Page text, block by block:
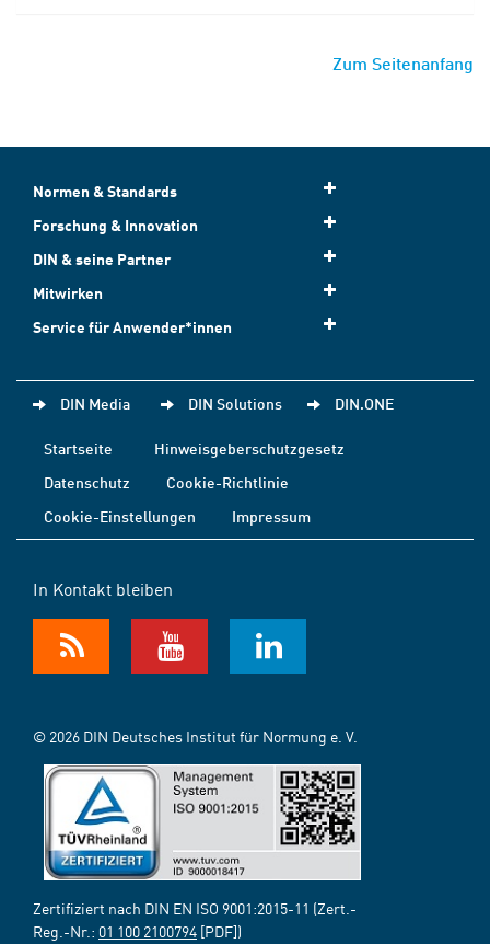
Zum Seitenanfang
Normen & Standards
Forschung & Innovation
DIN & seine Partner
Mitwirken
Service für Anwender*innen
DIN Media DIN Solutions DIN.ONE
Startseite
Hinweisgeberschutzgesetz
Datenschutz
Cookie-Richtlinie
Cookie-Einstellungen
Impressum
In Kontakt bleiben
© 2026 DIN Deutsches Institut für Normung e. V.
Zertifiziert nach DIN EN ISO 9001:2015-11 (Zert.-
Reg.-Nr.: 01 100 2100794 [PDF])